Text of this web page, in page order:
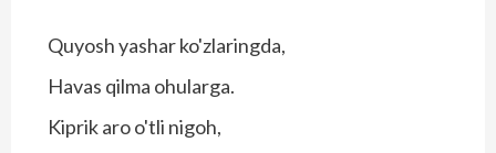
Quyosh yashar ko'zlaringda,
Havas qilma ohularga.
Kiprik aro o'tli nigoh,